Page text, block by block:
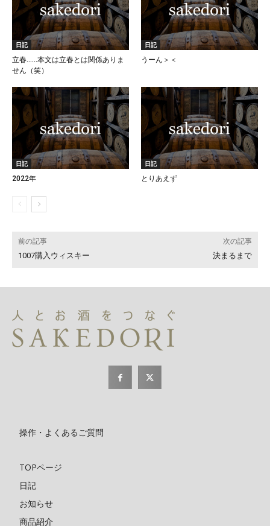
日記
立春……本文は立春とは関係ありま
せん（笑）
日記
うーん＞＜
日記
2022年
日記
とりあえず
前の記事
1007購入ウィスキー
次の記事
決まるまで
操作・よくあるご質問
TOPページ
日記
お知らせ
商品紹介